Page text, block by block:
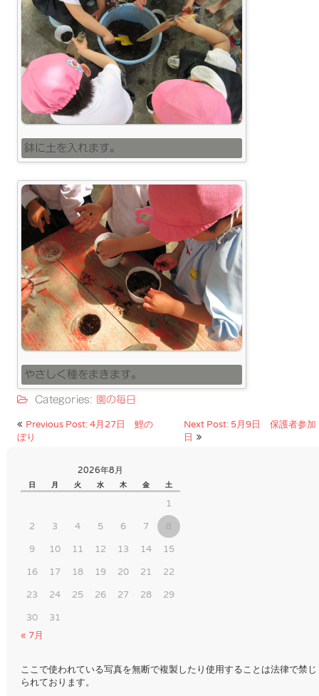
鉢に土を入れます。
やさしく種をまきます。
Categories: 園の毎日
投
稿
ビ
ー
シ
ョ
ン
Previous Post: 4月27日 鯉の
ぼり
Next Post: 5月9日 保護者参加
日
2026年8月
日 月 火 水 木 金 土
1
2
3 4 5 6 7
8
9
10 11 12 13 14
15
16
17 18 19 20 21
22
23
24 25 26 27 28
29
30
31
« 7月
ここで使われている写真を無断で複製したり使用することは法律で禁じ
られております。